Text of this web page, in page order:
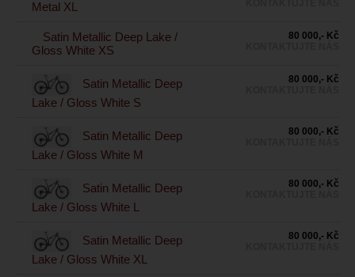
Metal XL
Satin Metallic Deep Lake /
Gloss White XS
80 000,- Kč
Satin Metallic Deep
Lake / Gloss White S
80 000,- Kč
Satin Metallic Deep
Lake / Gloss White M
80 000,- Kč
Satin Metallic Deep
Lake / Gloss White L
80 000,- Kč
Satin Metallic Deep
Lake / Gloss White XL
80 000,- Kč